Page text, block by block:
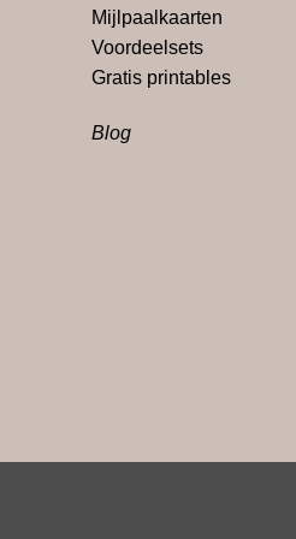
Mijlpaalkaarten
Voordeelsets
Gratis printables
Blog